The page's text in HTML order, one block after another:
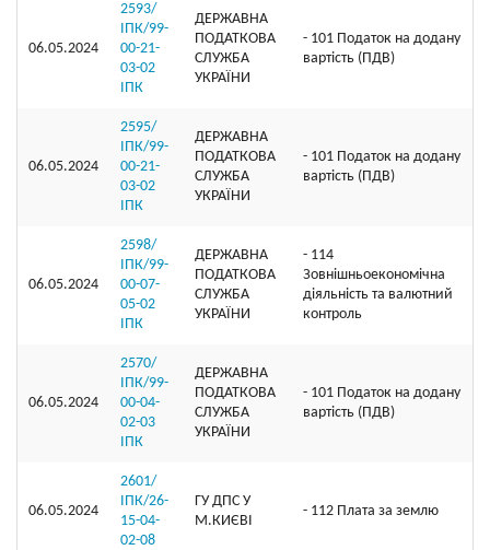
06.05.2024
2593/
ІПК/99-
00-21-
03-02
ІПК
ДЕРЖАВНА
ПОДАТКОВА
СЛУЖБА
УКРАЇНИ
- 101 Податок на додану
вартість (ПДВ)
06.05.2024
2595/
ІПК/99-
00-21-
03-02
ІПК
ДЕРЖАВНА
ПОДАТКОВА
СЛУЖБА
УКРАЇНИ
- 101 Податок на додану
вартість (ПДВ)
06.05.2024
2598/
ІПК/99-
00-07-
05-02
ІПК
ДЕРЖАВНА
ПОДАТКОВА
СЛУЖБА
УКРАЇНИ
- 114
Зовнішньоекономічна
діяльність та валютний
контроль
06.05.2024
2570/
ІПК/99-
00-04-
02-03
ІПК
ДЕРЖАВНА
ПОДАТКОВА
СЛУЖБА
УКРАЇНИ
- 101 Податок на додану
вартість (ПДВ)
06.05.2024
2601/
ІПК/26-
15-04-
02-08
ГУ ДПС У
М.КИЄВІ
- 112 Плата за землю